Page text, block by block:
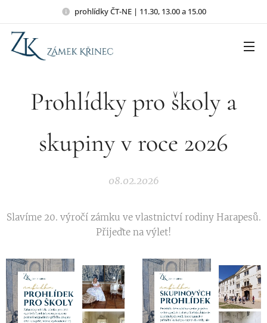
prohlídky ČT-NE | 11.30, 13.00 a 15.00
Prohlídky pro školy a
skupiny v roce 2026
08.02.2026
Slavíme 20. výročí zámku ve vlastnictví rodiny Harapesů.
Přijeďte na výlet!